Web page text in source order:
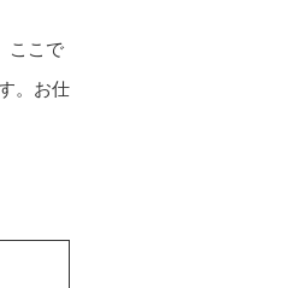
ここで
。お仕